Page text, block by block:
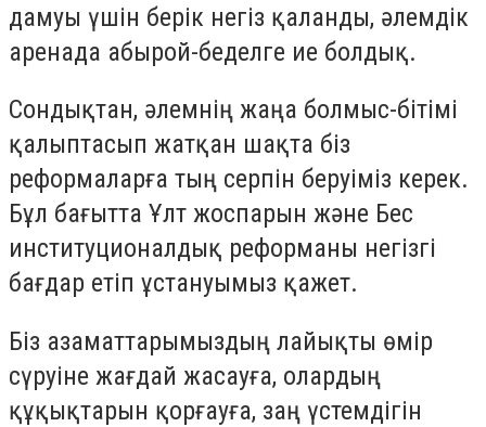
дамуы үшін берік негіз қаланды, әлемдік
аренада абырой-беделге ие болдық.
Сондықтан, әлемнің жаңа болмыс-бітімі
қалыптасып жатқан шақта біз
реформаларға тың серпін беруіміз керек.
Бұл бағытта Ұлт жоспарын және Бес
институционалдық реформаны негізгі
бағдар етіп ұстануымыз қажет.
Біз азаматтарымыздың лайықты өмір
сүруіне жағдай жасауға, олардың
құқықтарын қорғауға, заң үстемдігін